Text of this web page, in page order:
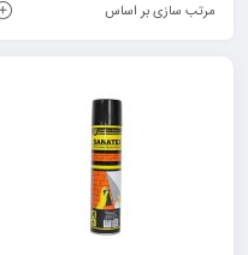
مرتب سازی بر اساس